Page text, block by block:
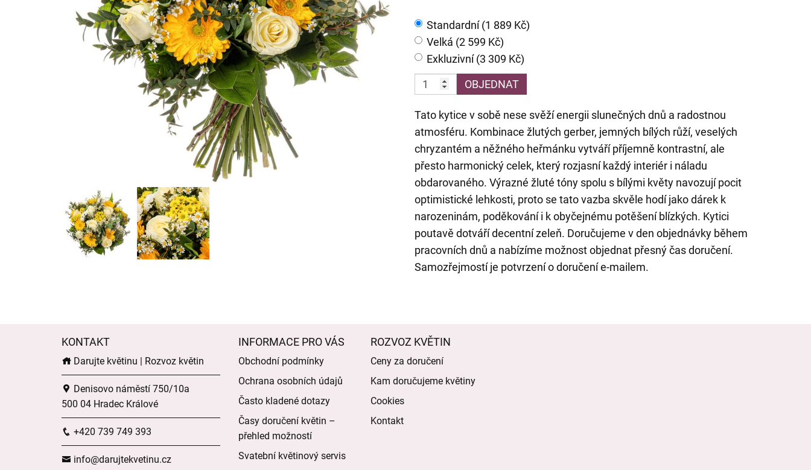
Standardní (1 889 Kč)
Velká (2 599 Kč)
Exkluzivní (3 309 Kč)
OBJEDNAT
Tato kytice v sobě nese svěží energii slunečných dnů a radostnou
atmosféru. Kombinace žlutých gerber, jemných bílých růží, veselých
chryzantém a něžného heřmánku vytváří příjemně kontrastní, ale
přesto harmonický celek, který rozjasní každý interiér i náladu
obdarovaného. Výrazné žluté tóny spolu s bílými květy navozují pocit
optimistické lehkosti, proto se tato vazba skvěle hodí jako dárek k
narozeninám, poděkování i k obyčejnému potěšení blízkých. Kytici
poutavě dotváří decentní zeleň. Doručujeme v den objednávky během
pracovních dnů a nabízíme možnost objednat přesný čas doručení.
Samozřejmostí je potvrzení o doručení e-mailem.
KONTAKT
Darujte květinu | Rozvoz květin
Denisovo náměstí 750/10a
500 04 Hradec Králové
+420 739 749 393
info@darujtekvetinu.cz
INFORMACE PRO VÁS
Obchodní podmínky
Ochrana osobních údajů
Často kladené dotazy
Časy doručení květin –
přehled možností
Svatební květinový servis
ROZVOZ KVĚTIN
Ceny za doručení
Kam doručujeme květiny
Cookies
Kontakt